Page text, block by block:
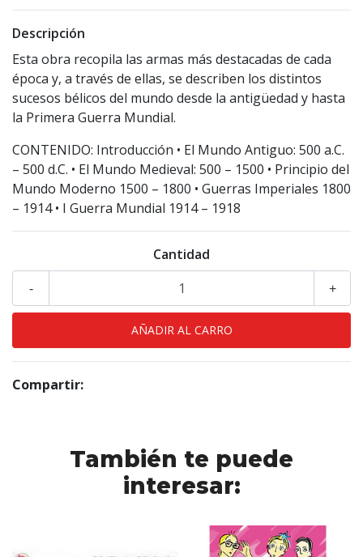
Descripción
Esta obra recopila las armas más destacadas de cada
época y, a través de ellas, se describen los distintos
sucesos bélicos del mundo desde la antigüedad y hasta
la Primera Guerra Mundial.
CONTENIDO: Introducción • El Mundo Antiguo: 500 a.C.
– 500 d.C. • El Mundo Medieval: 500 – 1500 • Principio del
Mundo Moderno 1500 – 1800 • Guerras Imperiales 1800
– 1914 • I Guerra Mundial 1914 – 1918
Cantidad
+
-
Compartir:
También te puede
interesar: